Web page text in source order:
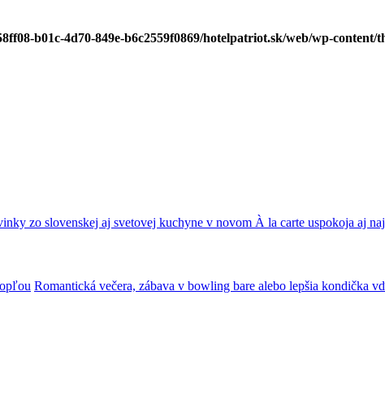
b01c-4d70-849e-b6c2559f0869/hotelpatriot.sk/web/wp-content/
zo slovenskej aj svetovej kuchyne v novom À la carte uspokoja aj
Romantická večera, zábava v bowling bare alebo lepšia kondička